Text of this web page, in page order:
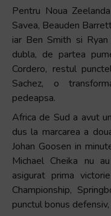
you
navigate
and
interact
with
the
content.
Pentru Noua
Savea, Beauden
iar Ben Smith si
dubla, de partea
Cordero, restul
Sachez, o
pedeapsa.
Africa de Sud a avut
dus la marcarea a
Johan Goosen in
Michael Cheika nu
asigurat prima
Championship,
punctul bonus